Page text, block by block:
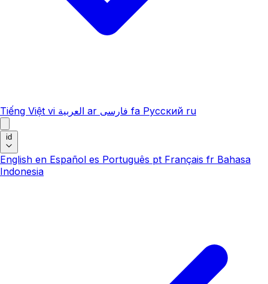
Tiếng Việt vi العربية ar فارسی fa Русский ru
id
English en Español es Português pt Français fr Bahasa
Indonesia